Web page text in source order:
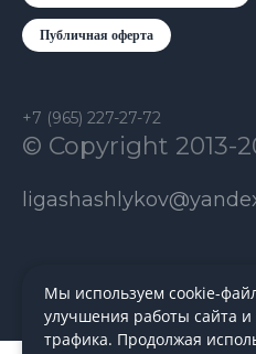
Публичная оферта
+7 (965) 227-27-72
© Copyright 2013-
Мы используем cookie-
улучшения работы сайта и
трафика. Продолжая